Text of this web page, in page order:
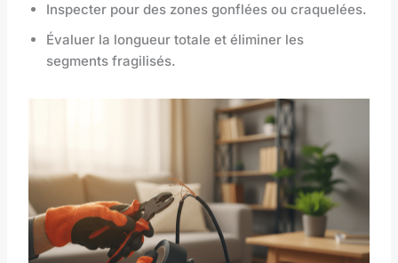
Inspecter pour des zones gonflées ou craquelées.
Évaluer la longueur totale et éliminer les
segments fragilisés.